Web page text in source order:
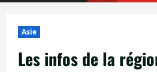
Asie
Les infos de la